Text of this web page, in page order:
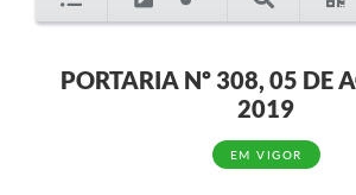
PORTARIA Nº 308, 05 DE
2019
EM VIGOR